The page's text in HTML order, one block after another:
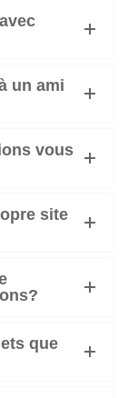
un ami
vous
site
que